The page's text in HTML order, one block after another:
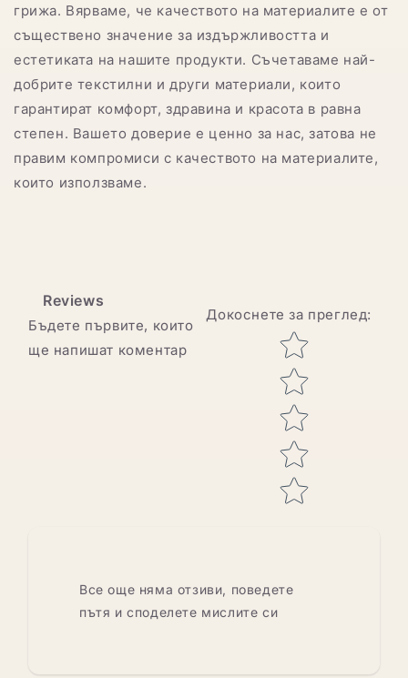
грижа. Вярваме, че качеството на материалите е от
съществено значение за издържливостта и
естетиката на нашите продукти. Съчетаваме най-
добрите текстилни и други материали, които
гарантират комфорт, здравина и красота в равна
степен. Вашето доверие е ценно за нас, затова не
правим компромиси с качеството на материалите,
които използваме.
Reviews
Бъдете първите, които
ще напишат коментар
Докоснете за преглед:
Star rating
Все още няма отзиви, поведете
пътя и споделете мислите си